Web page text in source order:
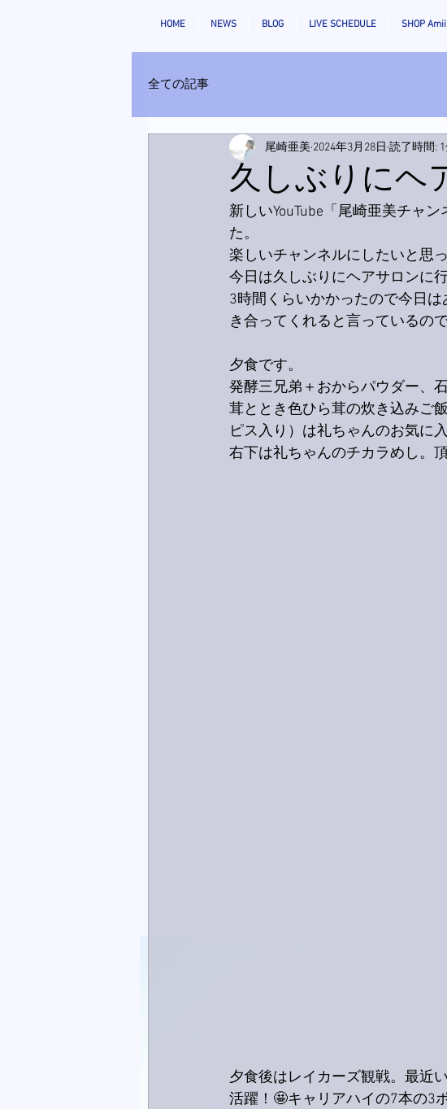
HOME NEWS BLOG LIVE SCHEDULE SHOP Amii
全ての記事
久しぶりにヘ
尾崎亜美 2024年3月28日 読了時間:
新しいYouTube「尾崎亜美チャ
た。
楽しいチャンネルにしたいと思
今日は久しぶりにヘアサロンに
3時間くらいかかったので今日
き合ってくれると言っているの
夕食です。
発酵三兄弟＋おからパウダー、
茸ととき色ひら茸の炊き込みご
ピス入り）は礼ちゃんのお気に
右下は礼ちゃんのチカラめし。
夕食後はレイカーズ観戦。最近
活躍！🤩キャリアハイの7本の3